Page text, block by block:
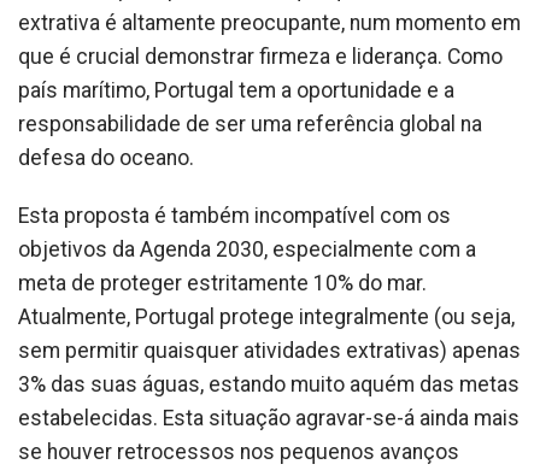
extrativa é altamente preocupante, num momento em
que é crucial demonstrar firmeza e liderança. Como
país marítimo, Portugal tem a oportunidade e a
responsabilidade de ser uma referência global na
defesa do oceano.
Esta proposta é também incompatível com os
objetivos da Agenda 2030, especialmente com a
meta de proteger estritamente 10% do mar.
Atualmente, Portugal protege integralmente (ou seja,
sem permitir quaisquer atividades extrativas) apenas
3% das suas águas, estando muito aquém das metas
estabelecidas. Esta situação agravar-se-á ainda mais
se houver retrocessos nos pequenos avanços